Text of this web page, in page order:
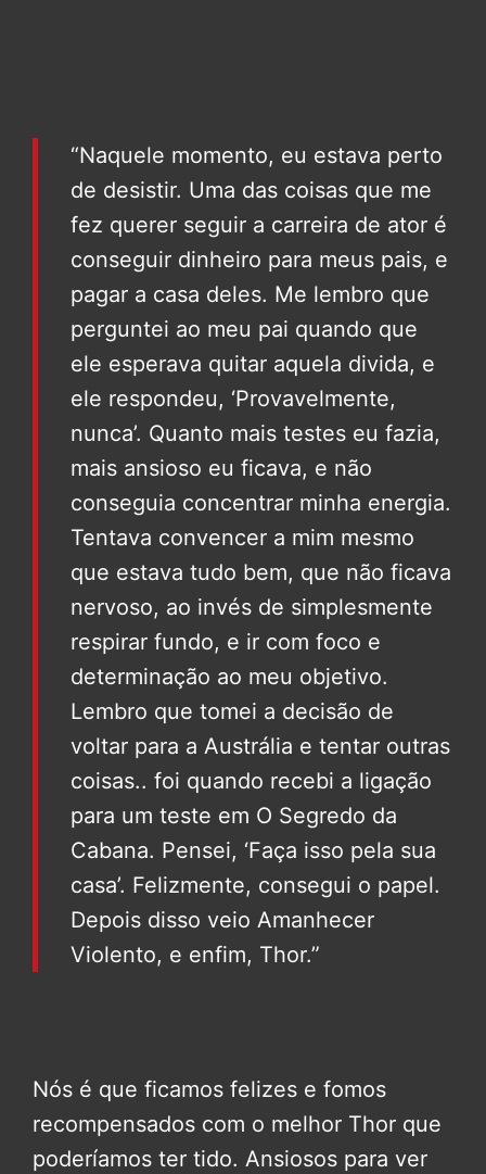
“Naquele momento, eu estava perto
de desistir. Uma das coisas que me
fez querer seguir a carreira de ator é
conseguir dinheiro para meus pais, e
pagar a casa deles. Me lembro que
perguntei ao meu pai quando que
ele esperava quitar aquela divida, e
ele respondeu, ‘Provavelmente,
nunca’. Quanto mais testes eu fazia,
mais ansioso eu ficava, e não
conseguia concentrar minha energia.
Tentava convencer a mim mesmo
que estava tudo bem, que não ficava
nervoso, ao invés de simplesmente
respirar fundo, e ir com foco e
determinação ao meu objetivo.
Lembro que tomei a decisão de
voltar para a Austrália e tentar outras
coisas.. foi quando recebi a ligação
para um teste em O Segredo da
Cabana. Pensei, ‘Faça isso pela sua
casa’. Felizmente, consegui o papel.
Depois disso veio Amanhecer
Violento, e enfim, Thor.”
Nós é que ficamos felizes e fomos
recompensados com o melhor Thor que
poderíamos ter tido. Ansiosos para ver